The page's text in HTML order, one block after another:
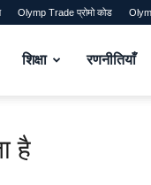
Olymp Trade प्रोमो कोड
शिक्षा रणनीतियाँ
है